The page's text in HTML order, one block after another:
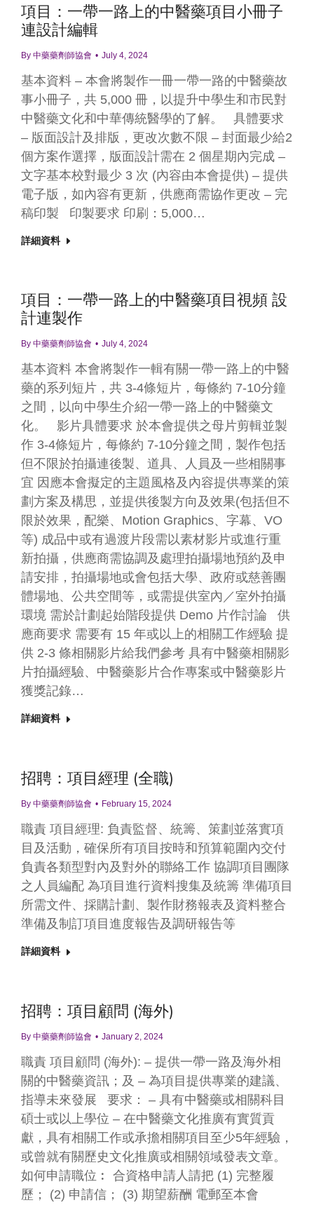
項目：一帶一路上的中醫藥項目小冊子
連設計編輯
By 中藥藥劑師協會 July 4, 2024
基本資料 – 本會將製作一冊一帶一路的中醫藥故
事小冊子，共 5,000 冊，以提升中學生和市民對
中醫藥文化和中華傳統醫學的了解。 具體要求
– 版面設計及排版，更改次數不限 – 封面最少給2
個方案作選擇，版面設計需在 2 個星期內完成 –
文字基本校對最少 3 次 (內容由本會提供) – 提供
電子版，如內容有更新，供應商需協作更改 – 完
稿印製 印製要求 印刷：5,000…
詳細資料
項目：一帶一路上的中醫藥項目視頻 設
計連製作
By 中藥藥劑師協會 July 4, 2024
基本資料 本會將製作一輯有關一帶一路上的中醫
藥的系列短片，共 3-4條短片，每條約 7-10分鐘
之間，以向中學生介紹一帶一路上的中醫藥文
化。 影片具體要求 於本會提供之母片剪輯並製
作 3-4條短片，每條約 7-10分鐘之間，製作包括
但不限於拍攝連後製、道具、人員及一些相關事
宜 因應本會擬定的主題風格及內容提供專業的策
劃方案及構思，並提供後製方向及效果(包括但不
限於效果，配樂、Motion Graphics、字幕、VO
等) 成品中或有過渡片段需以素材影片或進行重
新拍攝，供應商需協調及處理拍攝場地預約及申
請安排，拍攝場地或會包括大學、政府或慈善團
體場地、公共空間等，或需提供室內／室外拍攝
環境 需於計劃起始階段提供 Demo 片作討論 供
應商要求 需要有 15 年或以上的相關工作經驗 提
供 2-3 條相關影片給我們參考 具有中醫藥相關影
片拍攝經驗、中醫藥影片合作專案或中醫藥影片
獲獎記錄…
詳細資料
招聘：項目經理 (全職)
By 中藥藥劑師協會 February 15, 2024
職責 項目經理: 負責監督、統籌、策劃並落實項
目及活動，確保所有項目按時和預算範圍內交付
負責各類型對內及對外的聯絡工作 協調項目團隊
之人員編配 為項目進行資料搜集及統籌 準備項目
所需文件、採購計劃、製作財務報表及資料整合
準備及制訂項目進度報告及調研報告等
詳細資料
招聘：項目顧問 (海外)
By 中藥藥劑師協會 January 2, 2024
職責 項目顧問 (海外): – 提供一帶一路及海外相
關的中醫藥資訊；及 – 為項目提供專業的建議、
指導未來發展 要求： – 具有中醫藥或相關科目
碩士或以上學位 – 在中醫藥文化推廣有實質貢
獻，具有相關工作或承擔相關項目至少5年經驗，
或曾就有關歷史文化推廣或相關領域發表文章。
如何申請職位︰ 合資格申請人請把 (1) 完整履
歷； (2) 申請信； (3) 期望薪酬 電郵至本會